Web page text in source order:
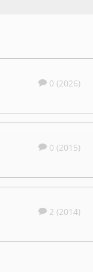
0 (2026)
0 (2015)
2 (2014)